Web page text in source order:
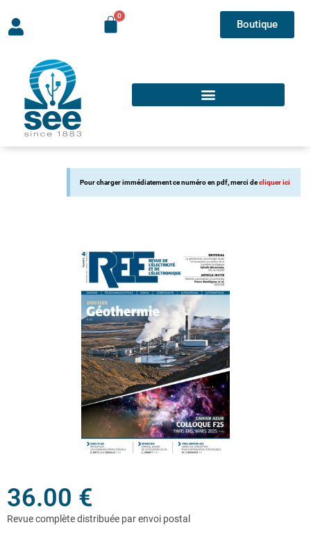
Boutique
Pour charger immédiatement ce numéro en pdf, merci decliquer ici
36.00 €